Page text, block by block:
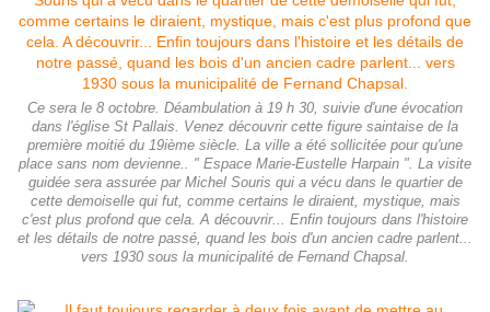
Ce sera le 8 octobre. Déambulation à 19 h 30, suivie d'une évocation
dans l'église St Pallais. Venez découvrir cette figure saintaise de la
première moitié du 19ième siècle. La ville a été sollicitée pour qu'une
place sans nom devienne.. " Espace Marie-Eustelle Harpain ". La visite
guidée sera assurée par Michel Souris qui a vécu dans le quartier de
cette demoiselle qui fut, comme certains le diraient, mystique, mais
c'est plus profond que cela. A découvrir... Enfin toujours dans l'histoire
et les détails de notre passé, quand les bois d'un ancien cadre parlent...
vers 1930 sous la municipalité de Fernand Chapsal.